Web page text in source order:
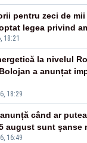
18:21
pentru zeci de mii
legea privind
18:29
la nivelul
a anunțat
16:49
când ar
august sunt șanse